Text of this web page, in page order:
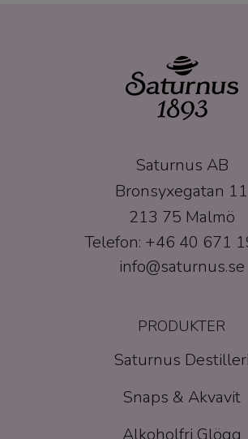
Saturnus AB
Bronsyxegatan 11
213 75 Malmö
Telefon: +46 40 671
info@saturnus.se
PRODUKTER
Saturnus Destilleri
Snaps & Akvavit